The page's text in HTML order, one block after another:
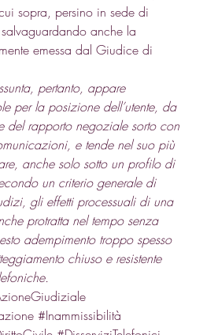
sopra, persino in sede di
anche la
emessa dal Giudice di
pertanto, appare
per la posizione dell’utente, da
del rapporto negoziale sorto con
e tende nel suo più
anche solo sotto un profilo di
un criterio generale di
gli effetti processuali di una
protratta nel tempo senza
adempimento troppo spesso
chiuso e resistente
#Inammissibilità